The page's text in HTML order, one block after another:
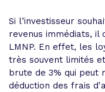
Si l’investisseur
revenus immédiats, il
LMNP. En effet, les
très souvent limités
brute de 3% qui peut
déduction des frais